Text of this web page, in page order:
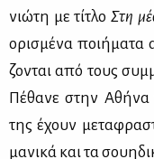
νιώ­τη με τί­τλο Στη
ορι­σμέ­να ποι­ή­μα­τα
ζο­νται από τους
Πέ­θα­νε στην Αθή­να
της έχουν
μα­νι­κά και τα